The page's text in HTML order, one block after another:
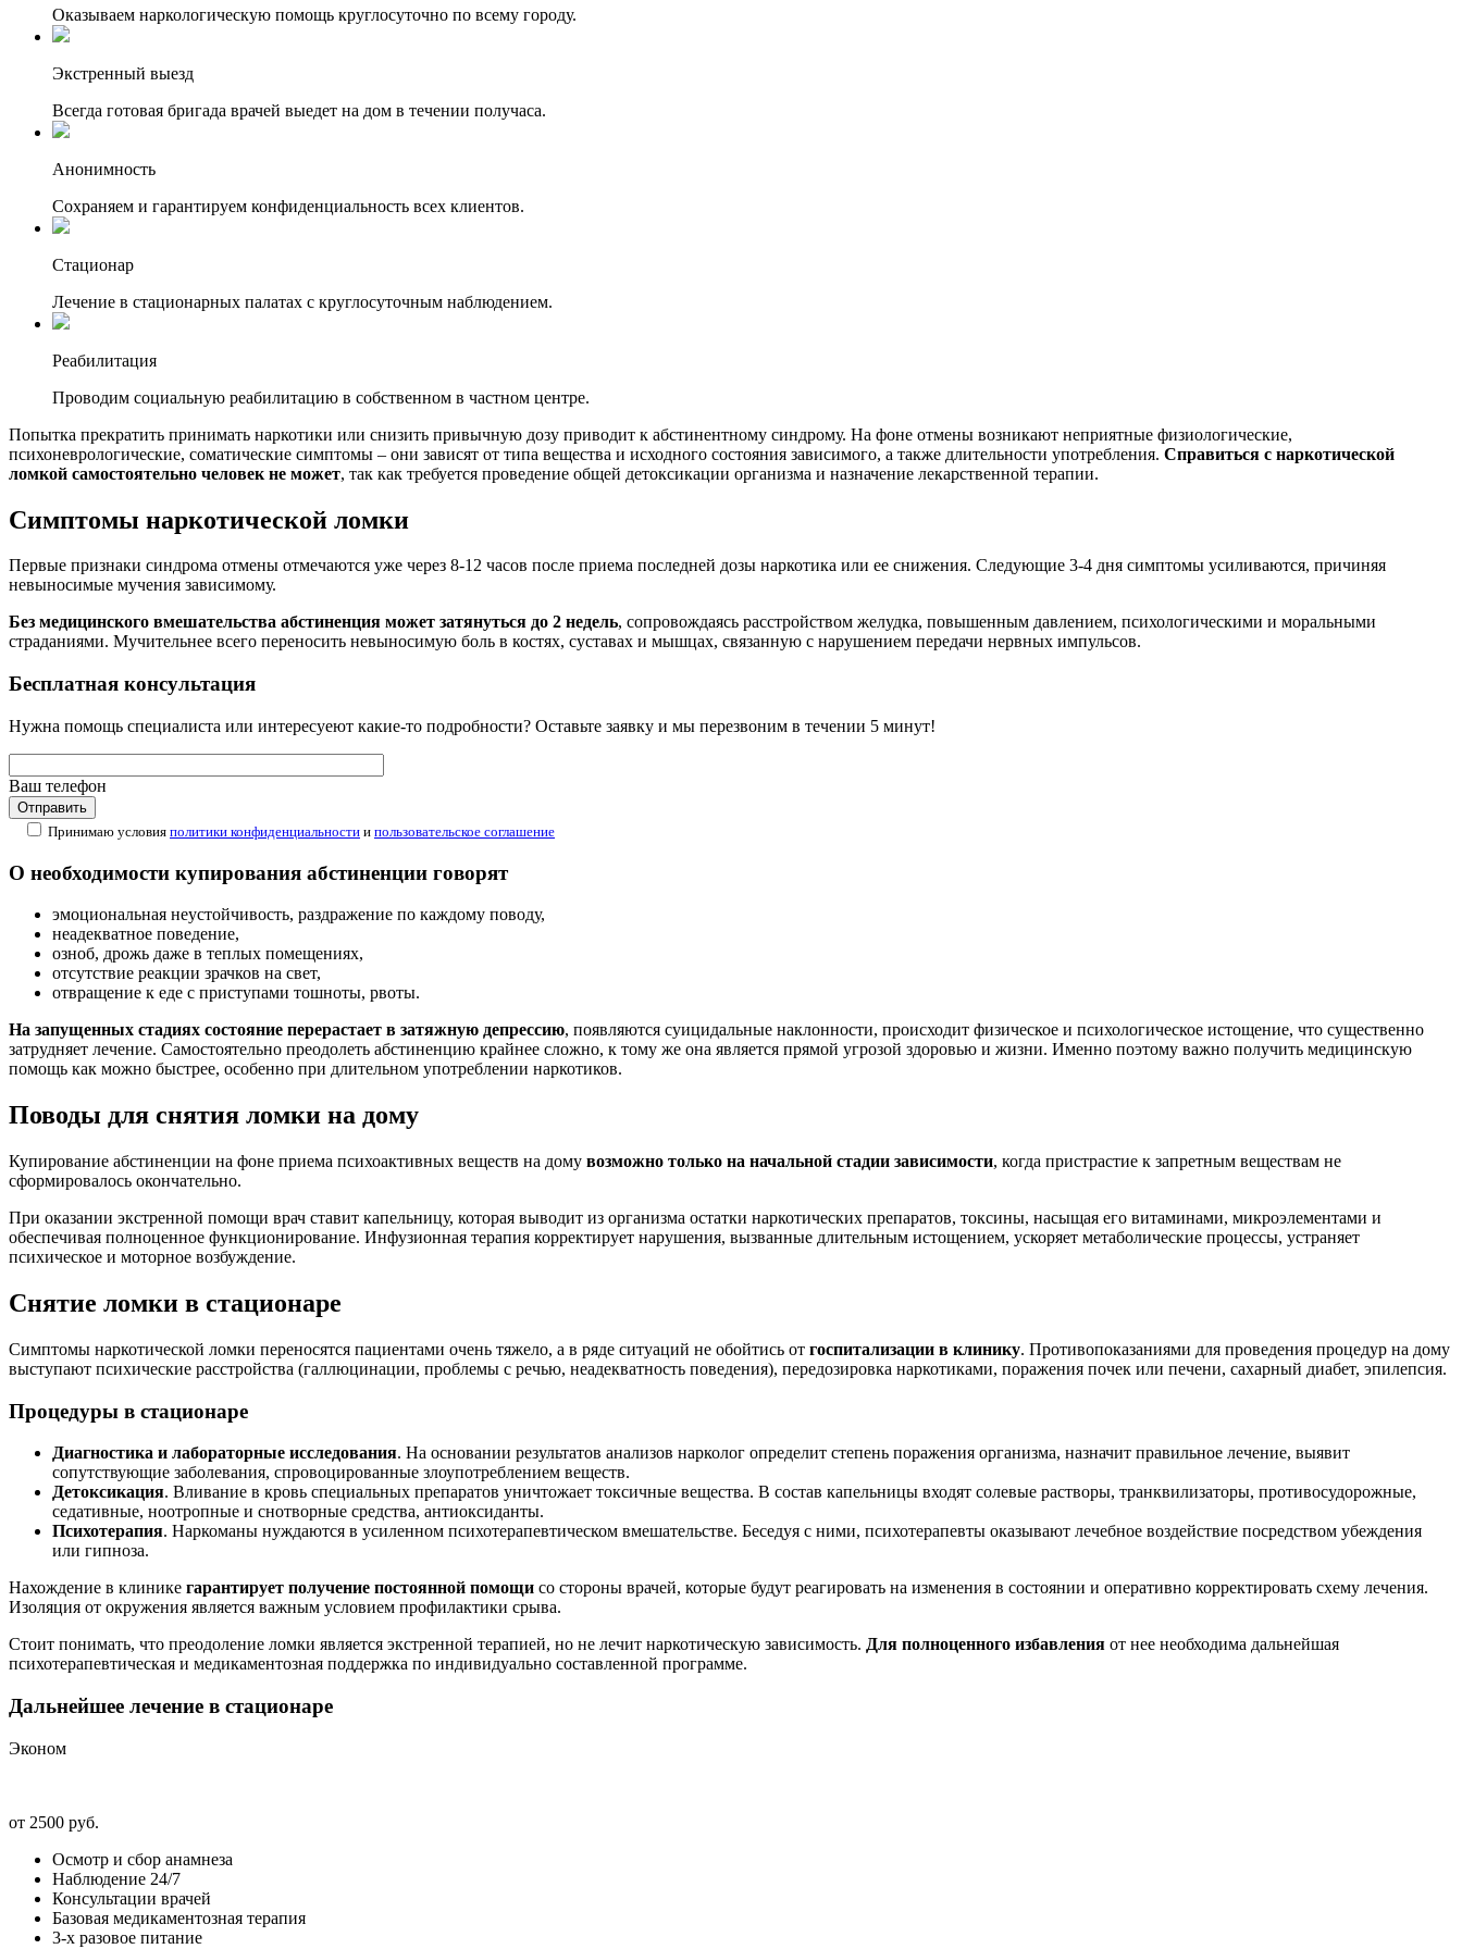
Оказываем наркологическую помощь круглосуточно по всему городу.
Экстренный выезд
Всегда готовая бригада врачей выедет на дом в течении получаса.
Анонимность
Сохраняем и гарантируем конфиденциальность всех клиентов.
Стационар
Лечение в стационарных палатах с круглосуточным наблюдением.
Реабилитация
Проводим социальную реабилитацию в собственном в частном центре.
Попытка прекратить принимать наркотики или снизить привычную дозу приводит к абстинентному синдрому. На фоне отмены возникают неприятные физиологические,
психоневрологические, соматические симптомы – они зависят от типа вещества и исходного состояния зависимого, а также длительности употребления. Справиться с наркотической
ломкой самостоятельно человек не может, так как требуется проведение общей детоксикации организма и назначение лекарственной терапии.
Симптомы наркотической ломки
Первые признаки синдрома отмены отмечаются уже через 8-12 часов после приема последней дозы наркотика или ее снижения. Следующие 3-4 дня симптомы усиливаются, причиняя
невыносимые мучения зависимому.
Без медицинского вмешательства абстиненция может затянуться до 2 недель, сопровождаясь расстройством желудка, повышенным давлением, психологическими и моральными
страданиями. Мучительнее всего переносить невыносимую боль в костях, суставах и мышцах, связанную с нарушением передачи нервных импульсов.
Бесплатная консультация
Нужна помощь специалиста или интересуеют какие-то подробности? Оставьте заявку и мы перезвоним в течении 5 минут!
Ваш телефон
Принимаю условия политики конфиденциальности и пользовательское соглашение
О необходимости купирования абстиненции говорят
эмоциональная неустойчивость, раздражение по каждому поводу,
неадекватное поведение,
озноб, дрожь даже в теплых помещениях,
отсутствие реакции зрачков на свет,
отвращение к еде с приступами тошноты, рвоты.
На запущенных стадиях состояние перерастает в затяжную депрессию, появляются суицидальные наклонности, происходит физическое и психологическое истощение, что существенно
затрудняет лечение. Самостоятельно преодолеть абстиненцию крайнее сложно, к тому же она является прямой угрозой здоровью и жизни. Именно поэтому важно получить медицинскую
помощь как можно быстрее, особенно при длительном употреблении наркотиков.
Поводы для снятия ломки на дому
Купирование абстиненции на фоне приема психоактивных веществ на дому возможно только на начальной стадии зависимости, когда пристрастие к запретным веществам не
сформировалось окончательно.
При оказании экстренной помощи врач ставит капельницу, которая выводит из организма остатки наркотических препаратов, токсины, насыщая его витаминами, микроэлементами и
обеспечивая полноценное функционирование. Инфузионная терапия корректирует нарушения, вызванные длительным истощением, ускоряет метаболические процессы, устраняет
психическое и моторное возбуждение.
Снятие ломки в стационаре
Симптомы наркотической ломки переносятся пациентами очень тяжело, а в ряде ситуаций не обойтись от госпитализации в клинику. Противопоказаниями для проведения процедур на дому
выступают психические расстройства (галлюцинации, проблемы с речью, неадекватность поведения), передозировка наркотиками, поражения почек или печени, сахарный диабет, эпилепсия.
Процедуры в стационаре
Диагностика и лабораторные исследования. На основании результатов анализов нарколог определит степень поражения организма, назначит правильное лечение, выявит
сопутствующие заболевания, спровоцированные злоупотреблением веществ.
Детоксикация. Вливание в кровь специальных препаратов уничтожает токсичные вещества. В состав капельницы входят солевые растворы, транквилизаторы, противосудорожные,
седативные, ноотропные и снотворные средства, антиоксиданты.
Психотерапия. Наркоманы нуждаются в усиленном психотерапевтическом вмешательстве. Беседуя с ними, психотерапевты оказывают лечебное воздействие посредством убеждения
или гипноза.
Нахождение в клинике гарантирует получение постоянной помощи со стороны врачей, которые будут реагировать на изменения в состоянии и оперативно корректировать схему лечения.
Изоляция от окружения является важным условием профилактики срыва.
Стоит понимать, что преодоление ломки является экстренной терапией, но не лечит наркотическую зависимость. Для полноценного избавления от нее необходима дальнейшая
психотерапевтическая и медикаментозная поддержка по индивидуально составленной программе.
Дальнейшее лечение в стационаре
Эконом
от 2500 руб.
Осмотр и сбор анамнеза
Наблюдение 24/7
Консультации врачей
Базовая медикаментозная терапия
3-х разовое питание